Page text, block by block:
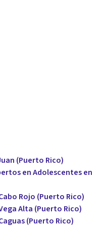
(Puerto Rico)
en Adolescentes en
Rojo (Puerto Rico)
Alta (Puerto Rico)
(Puerto Rico)